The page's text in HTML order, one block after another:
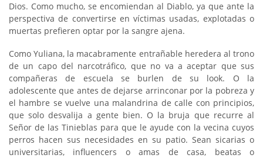
Dios. Como mucho, se encomiendan al Diablo, ya que ante la
perspectiva de convertirse en víctimas usadas, explotadas o
muertas prefieren optar por la sangre ajena.
Como Yuliana, la macabramente entrañable heredera al trono
de un capo del narcotráfico, que no va a aceptar que sus
compañeras de escuela se burlen de su look. O la
adolescente que antes de dejarse arrinconar por la pobreza y
el hambre se vuelve una malandrina de calle con principios,
que solo desvalija a gente bien. O la bruja que recurre al
Señor de las Tinieblas para que le ayude con la vecina cuyos
perros hacen sus necesidades en su patio. Sean sicarias o
universitarias, influencers o amas de casa, beatas o